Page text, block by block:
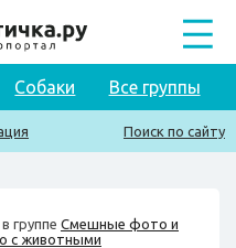
Собаки Все группы
Поиск по сайту
в группе Смешные фото и
с животными